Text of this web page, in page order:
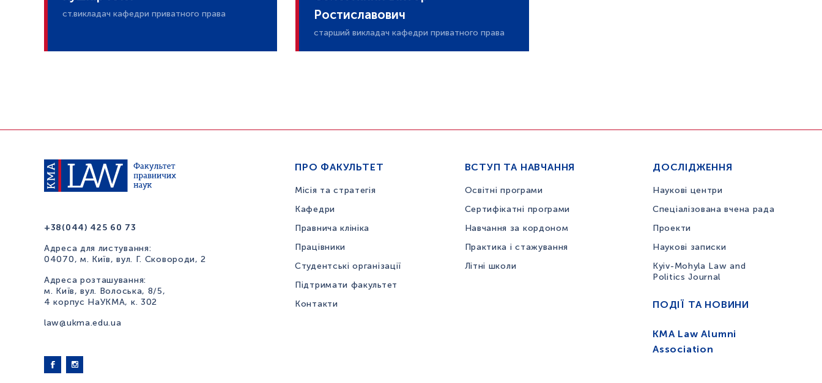
ст.викладач кафедри приватного права
Ростиславович
старший викладач кафедри приватного права
+38(044) 425 60 73
Адреса для листування:
04070, м. Київ, вул. Г. Сковороди, 2
Адреса розташування:
м. Київ, вул. Волоська, 8/5,
4 корпус НаУКМА, к. 302
law@ukma.edu.ua
ПРО ФАКУЛЬТЕТ
Місія та стратегія
Кафедри
Правнича клініка
Працівники
Студентські організації
Підтримати факультет
Контакти
ВСТУП ТА НАВЧАННЯ
Освітні програми
Сертифікатні програми
Навчання за кордоном
Практика і стажування
Літні школи
ДОСЛІДЖЕННЯ
Наукові центри
Спеціалізована вчена рада
Проекти
Наукові записки
Kyiv-Mohyla Law and
Politics Journal
ПОДІЇ ТА НОВИНИ
KMA Law Alumni
Association